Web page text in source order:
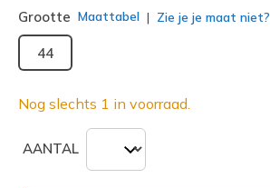
Grootte Maattabel Zie je je maat niet?
44
Nog slechts 1 in voorraad.
AANTAL